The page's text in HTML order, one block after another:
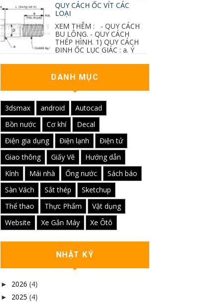
QUY CÁCH ỐC VÍT CÁC
LOẠI
XEM THÊM : - QUY CÁCH
BU LÔNG. - QUY CÁCH
THÉP HÌNH. 1) QUY CÁCH
ĐINH ỐC LỤC GIÁC : a. Ý
DANH MỤC
3dsmax android
Autocad
Bồn nước
Cơ khí
Decal
Điện gia dụng
Điện lạnh
Điện tử
Giao thông
Giấy Vẽ
Hướng dẫn
Kính
Mái nhà Ống nước
Sách báo
Sàn Vách
Sắt thép
Sketchup
Thể thao
Thực Phẩm
Vật dụng
Website
Xe Gắn Máy Xe Ôtô
NHẬT KÝ
► 2026 (4)
► 2025 (4)